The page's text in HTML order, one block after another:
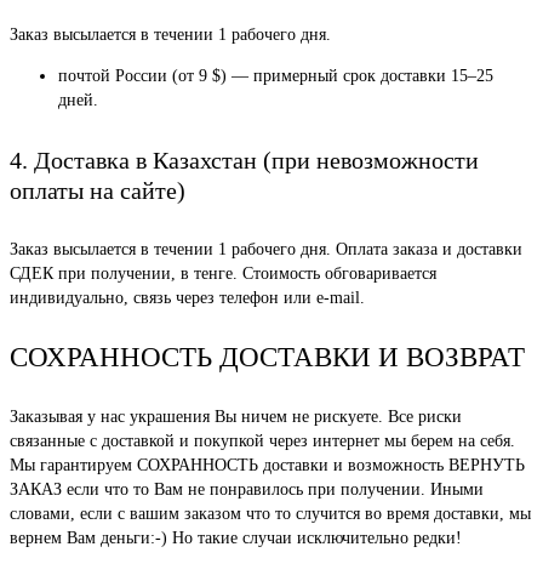
Заказ высылается в течении 1 рабочего дня.
почтой России (от 9 $) — примерный срок доставки 15–25
дней.
4. Доставка в Казахстан (при невозможности
оплаты на сайте)
Заказ высылается в течении 1 рабочего дня. Оплата заказа и доставки
СДЕК при получении, в тенге. Стоимость обговаривается
индивидуально, связь через телефон или e-mail.
СОХРАННОСТЬ ДОСТАВКИ И ВОЗВРАТ
Заказывая у нас украшения Вы ничем не рискуете. Все риски
связанные с доставкой и покупкой через интернет мы берем на себя.
Мы гарантируем СОХРАННОСТЬ доставки и возможность ВЕРНУТЬ
ЗАКАЗ если что то Вам не понравилось при получении. Иными
словами, если с вашим заказом что то случится во время доставки, мы
вернем Вам деньги:-) Но такие случаи исключительно редки!